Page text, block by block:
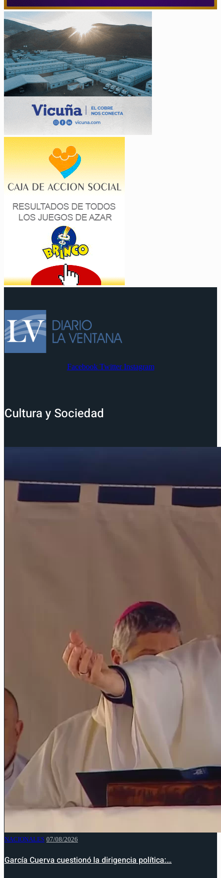
Facebook Twitter Instagram
Cultura y Sociedad
NACIONALES 07/08/2026
García Cuerva cuestionó la dirigencia política:…